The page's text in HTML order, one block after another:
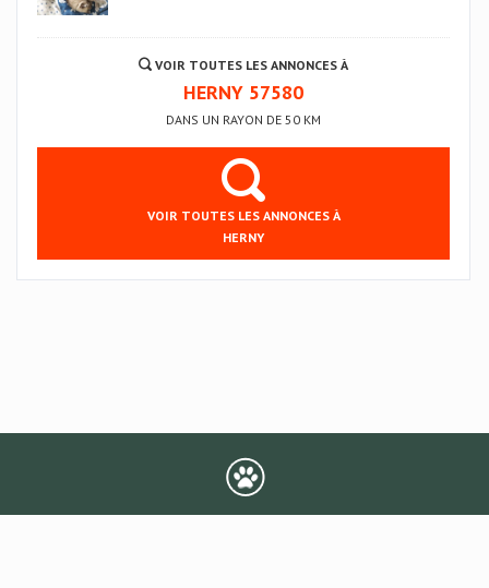
VOIR TOUTES LES ANNONCES À
HERNY 57580
DANS UN RAYON DE 50 KM
VOIR TOUTES LES ANNONCES À
HERNY